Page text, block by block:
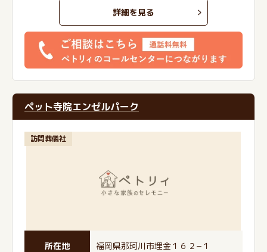
詳細を見る
ペット寺院エンゼルパーク
訪問葬儀社
所在地 福岡県那珂川市埋金１６２−１